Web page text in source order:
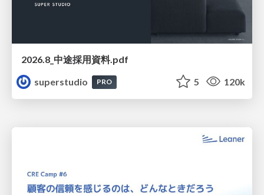
2026.8_中途採用資料.pdf
superstudio
PRO 5 120k